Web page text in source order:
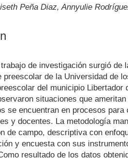
Peña Diaz, Annyulie
de investigación surgió de
preescolar de la Universidad de
del municipio Libertador
situaciones que
se encuentran en procesos
y docentes. La metodología
de campo, descriptiva con
y encuesta con sus
resultado de los datos